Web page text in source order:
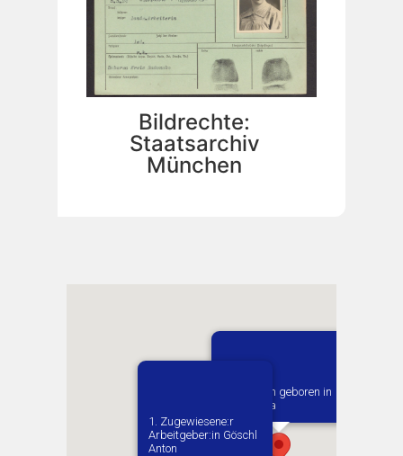
Bildrechte:
Staatsarchiv
München
Vermutlich geboren in
Dabrowka
1. Zugewiesene:r
Arbeitgeber:in​ Göschl
Anton